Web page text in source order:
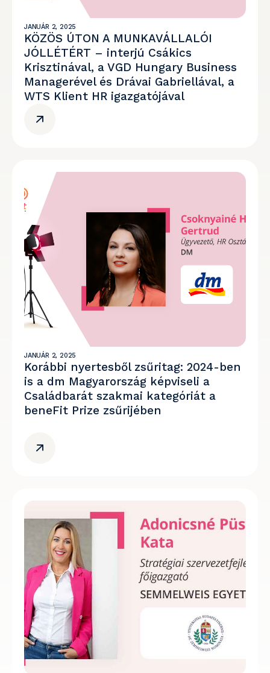
JANUÁR 2, 2025
KÖZÖS ÚTON A MUNKAVÁLLALÓI
JÓLLÉTÉRT – interjú Csákics
Krisztinával, a VGD Hungary Business
Managerével és Drávai Gabriellával, a
WTS Klient HR igazgatójával
JANUÁR 2, 2025
Korábbi nyertesből zsűritag: 2024-ben
is a dm Magyarország képviseli a
Családbarát szakmai kategóriát a
beneFit Prize zsűrijében